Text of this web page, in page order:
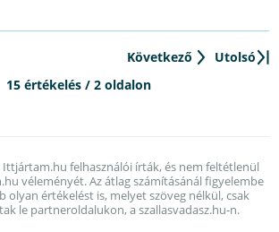
Következő
Utolsó
15 értékelés / 2 oldalon
Ittjártam.hu felhasználói írták, és nem feltétlenül
véleményét. Az átlag számításánál figyelembe
olyan értékelést is, melyet szöveg nélkül, csak
le partneroldalukon, a szallasvadasz.hu-n.